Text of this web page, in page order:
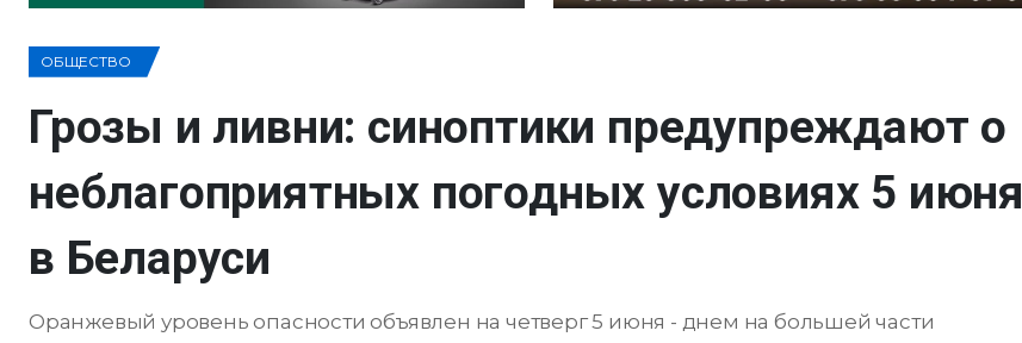
ОБЩЕСТВО
Грозы и ливни: синоптики предупреждают о
неблагоприятных погодных условиях 5 июня
в Беларуси
Оранжевый уровень опасности объявлен на четверг 5 июня - днем на большей части